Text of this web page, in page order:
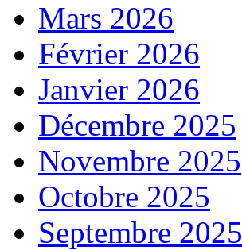
Mars 2026
Février 2026
Janvier 2026
Décembre 2025
Novembre 2025
Octobre 2025
Septembre 2025